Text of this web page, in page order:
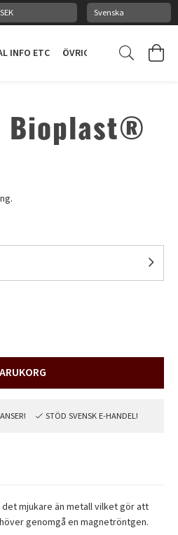
INFO ETC ÖVRIGT
Bioplast®
STÖD SVENSK E-HANDEL!
mjukare än metall vilket gör att
genomgå en magnetröntgen.